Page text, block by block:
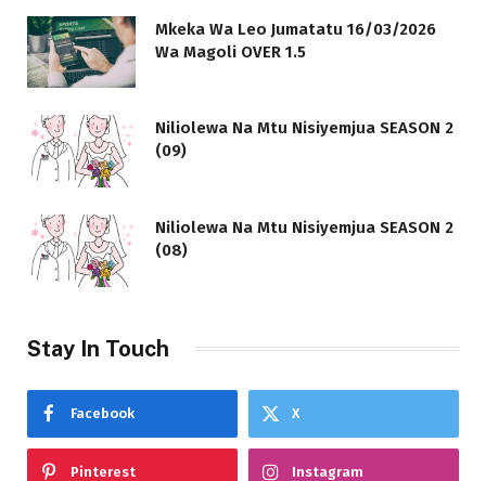
Mkeka Wa Leo Jumatatu 16/03/2026
Wa Magoli OVER 1.5
Niliolewa Na Mtu Nisiyemjua SEASON 2
(09)
Niliolewa Na Mtu Nisiyemjua SEASON 2
(08)
Stay In Touch
Facebook X
Pinterest Instagram